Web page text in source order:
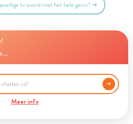
tv-avond met het hele gezin?
Meer info